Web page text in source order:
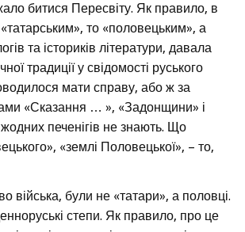
битися Пересвіту. Як правило, в
то «половецьким», а
та істориків літератури, давала
традиції у свідомості руського
мати справу, або ж за
«Сказання … », «Задонщини» і
печенігів не знають. Що
«землі Половецької», – то,
війська, були не «татари», а половці.
степи. Як правило, про це